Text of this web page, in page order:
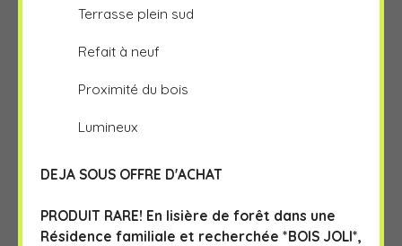
Terrasse plein sud
Refait à neuf
Proximité du bois
Lumineux
DEJA SOUS OFFRE D'ACHAT
PRODUIT RARE! En lisière de forêt dans une
Résidence familiale et recherchée *BOIS JOLI*,